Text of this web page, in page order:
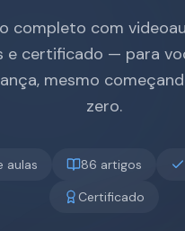
completo com
e certificado — para
mesmo
zero.
aulas 86 artigos
Certificado